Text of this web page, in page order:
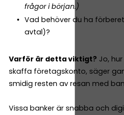
frågor i början.)
Vad behöver du ha
avtal)?
Varför är detta viktigt? Jo,
skaffa företagskonto, säger
smidig resten av resan med
Vissa banker är snabba och